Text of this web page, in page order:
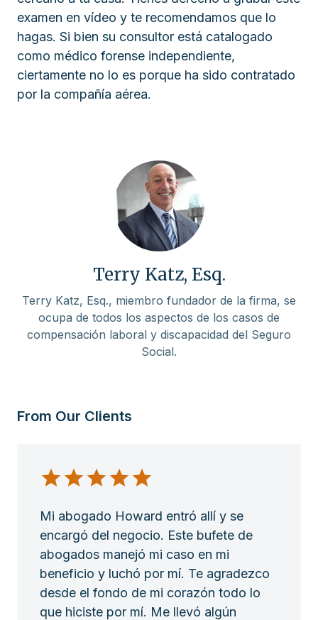
examen en vídeo y te recomendamos que lo
hagas. Si bien su consultor está catalogado
como médico forense independiente,
ciertamente no lo es porque ha sido contratado
por la compañía aérea.
Terry Katz, Esq.
Terry Katz, Esq., miembro fundador de la firma, se
ocupa de todos los aspectos de los casos de
compensación laboral y discapacidad del Seguro
Social.
From Our Clients
Mi abogado Howard entró allí y se
encargó del negocio. Este bufete de
abogados manejó mi caso en mi
beneficio y luchó por mí. Te agradezco
desde el fondo de mi corazón todo lo
que hiciste por mí. Me llevó algún